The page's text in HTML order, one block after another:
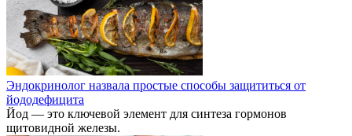
Эндокринолог назвала простые способы защититься от
йододефицита
Йод — это ключевой элемент для синтеза гормонов
щитовидной железы.